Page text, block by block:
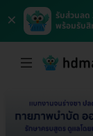
×
รับส่วนลด
พร้อมรับสิ